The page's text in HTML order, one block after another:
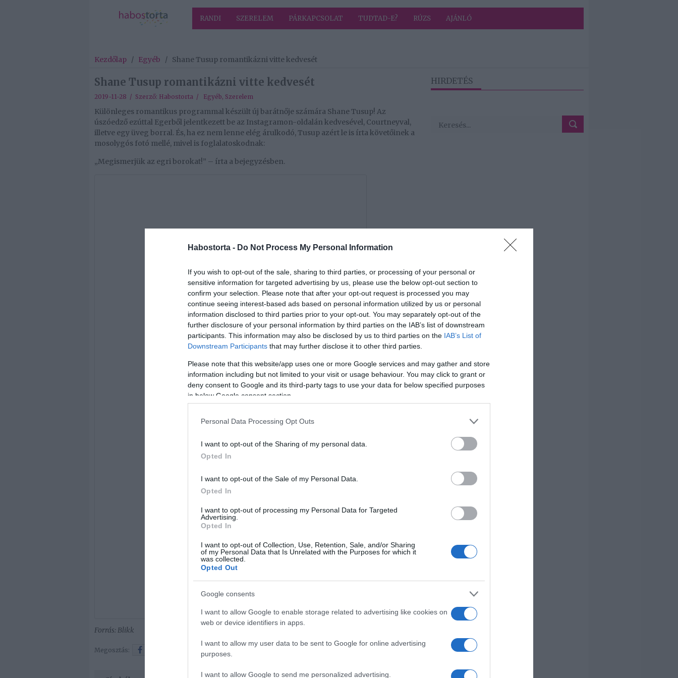
Habostorta - Do Not Process My Personal Information
If you wish to opt-out of the sale, sharing to third parties, or processing of your personal or
sensitive information for targeted advertising by us, please use the below opt-out section to
confirm your selection. Please note that after your opt-out request is processed you may
continue seeing interest-based ads based on personal information utilized by us or personal
information disclosed to third parties prior to your opt-out. You may separately opt-out of the
further disclosure of your personal information by third parties on the IAB’s list of downstream
participants. This information may also be disclosed by us to third parties on the IAB’s List of
Downstream Participants that may further disclose it to other third parties.
Please note that this website/app uses one or more Google services and may gather and store
information including but not limited to your visit or usage behaviour. You may click to grant or
deny consent to Google and its third-party tags to use your data for below specified purposes
in below Google consent section.
Personal Data Processing Opt Outs
I want to opt-out of the Sharing of my personal data.
Opted In
I want to opt-out of the Sale of my Personal Data.
Opted In
I want to opt-out of processing my Personal Data for Targeted
Advertising.
Opted In
I want to opt-out of Collection, Use, Retention, Sale, and/or Sharing
of my Personal Data that Is Unrelated with the Purposes for which it
was collected.
Opted Out
Google consents
I want to allow Google to enable storage related to advertising like cookies on
web or device identifiers in apps.
I want to allow my user data to be sent to Google for online advertising
purposes.
I want to allow Google to send me personalized advertising.
RANDI SZERELEM PÁRKAPCSOLAT TUDTAD-E? RÚZS AJÁNLÓ
Kezdőlap / Egyéb / Shane Tusup romantikázni vitte kedvesét
Shane Tusup romantikázni vitte kedvesét
2019-11-28 / Szerző: Habostorta / Egyéb, Szerelem
Különleges romantikus programmal készült új barátnője számára Shane Tusup! Az
úszóedző ezúttal Egerből jelentkezett be az Instagramon-oldalán kedvesével, Courtneyval,
illetve egy üveg borral. És, ha ez nem lenne elég árulkodó, Tusup azért le is írta követőinek a
mosolygós fotó mellé, mivel is foglalatoskodnak:
„Megismerjük az egri borokat!” – írta a bejegyzésben.
Forrás: Blikk
Megosztás:
HIRDETÉS